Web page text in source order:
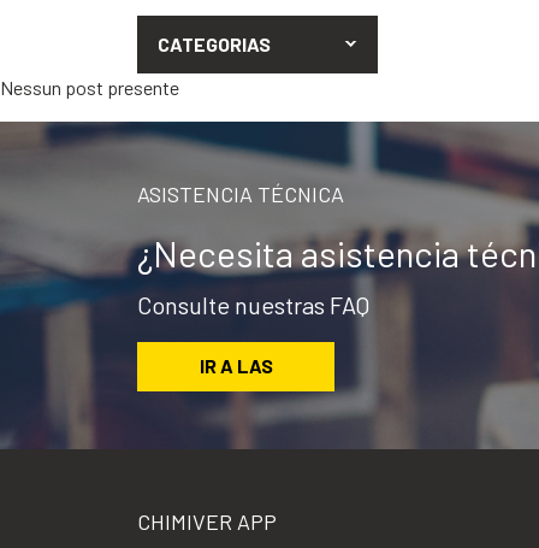
CATEGORIAS
Nessun post presente
ASISTENCIA TÉCNICA
¿Necesita asistencia
Consulte nuestras FAQ
IR A LAS
CHIMIVER APP